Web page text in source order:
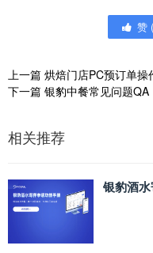
赞 (
上一篇 烘焙门店PC预订单操
下一篇 银豹中餐常见问题QA
相关推荐
银豹酒